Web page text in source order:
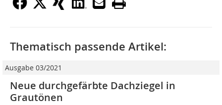
Thematisch passende Artikel:
Ausgabe 03/2021
Neue durchgefärbte Dachziegel in
Grautönen